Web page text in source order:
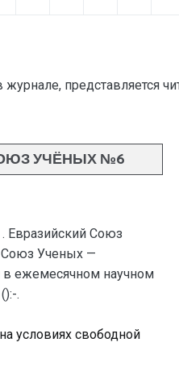
представляется
УЧЁНЫХ №6
. Евразийский Союз
Ученых —
в ежемесячном научном
.
условиях свободной